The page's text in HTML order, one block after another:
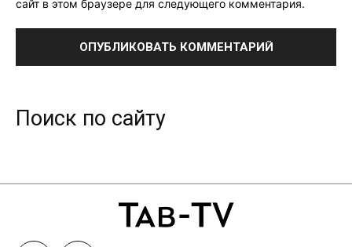
сайт в этом браузере для следующего комментария.
Поиск по сайту